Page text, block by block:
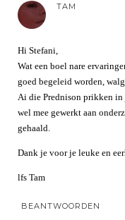
TAM
Hi Stefani,
Wat een boel nare
goed begeleid worden,
Ai die Prednison prikken
wel mee gewerkt aan
gehaald.
Dank je voor je leuke en
lfs Tam
BEANTWOORDEN